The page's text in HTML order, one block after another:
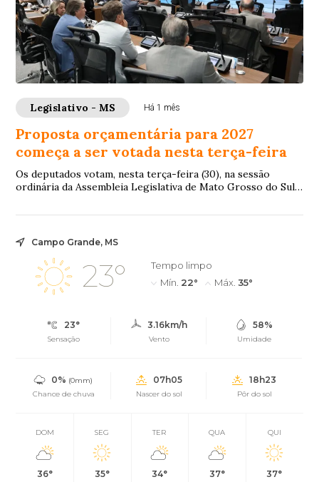
Legislativo - MS Há 1 mês
Proposta orçamentária para 2027
começa a ser votada nesta terça-feira
Os deputados votam, nesta terça-feira (30), na sessão
ordinária da Assembleia Legislativa de Mato Grosso do Sul
Campo Grande, MS
23°
Tempo limpo
Mín. 22° Máx. 35°
23°
Sensação
3.16km/h
Vento
58%
Umidade
0% (0mm)
Chance de chuva
07h05
Nascer do sol
18h23
Pôr do sol
DOM
36°
SEG
35°
TER
34°
QUA
37°
QUI
37°